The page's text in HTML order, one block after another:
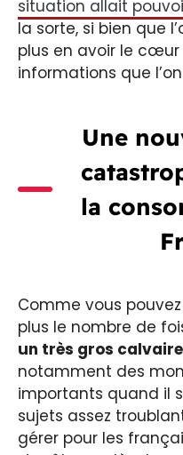
situation allait
la sorte, si bien que
plus en avoir le
informations que
Une
la
Comme vous
plus le nombre de
un très gros
notamment des
importants quand il
sujets assez
gérer pour les